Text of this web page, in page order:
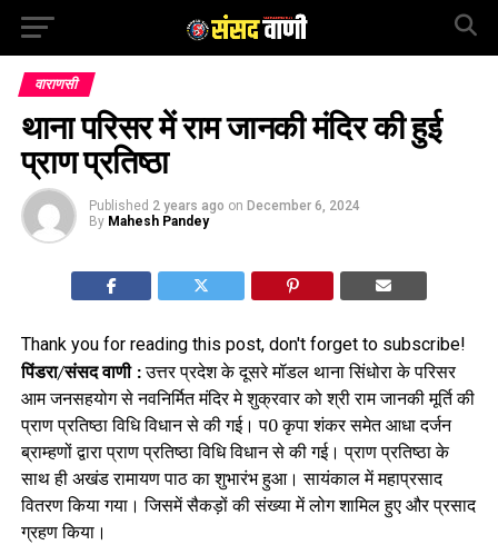
वाराणसी
थाना परिसर में राम जानकी मंदिर की हुई
प्राण प्रतिष्ठा
Published 2 years ago on December 6, 2024
By Mahesh Pandey
Thank you for reading this post, don't forget to subscribe!
पिंडरा/संसद वाणी :उत्तर प्रदेश के दूसरे मॉडल थाना सिंधोरा के परिसर
आम जनसहयोग से नवनिर्मित मंदिर मे शुक्रवार को श्री राम जानकी मूर्ति की
प्राण प्रतिष्ठा विधि विधान से की गई। प0 कृपा शंकर समेत आधा दर्जन
ब्राम्हणों द्वारा प्राण प्रतिष्ठा विधि विधान से की गई। प्राण प्रतिष्ठा के
साथ ही अखंड रामायण पाठ का शुभारंभ हुआ। सायंकाल में महाप्रसाद
वितरण किया गया। जिसमें सैकड़ों की संख्या में लोग शामिल हुए और प्रसाद
ग्रहण किया।